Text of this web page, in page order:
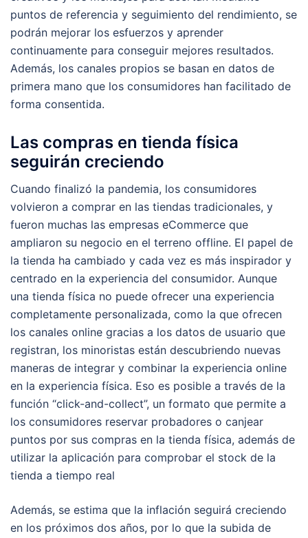
puntos de referencia y seguimiento del rendimiento, se
podrán mejorar los esfuerzos y aprender
continuamente para conseguir mejores resultados.
Además, los canales propios se basan en datos de
primera mano que los consumidores han facilitado de
forma consentida.
Las compras en tienda física
seguirán creciendo
Cuando finalizó la pandemia, los consumidores
volvieron a comprar en las tiendas tradicionales, y
fueron muchas las empresas eCommerce que
ampliaron su negocio en el terreno offline. El papel de
la tienda ha cambiado y cada vez es más inspirador y
centrado en la experiencia del consumidor. Aunque
una tienda física no puede ofrecer una experiencia
completamente personalizada, como la que ofrecen
los canales online gracias a los datos de usuario que
registran, los minoristas están descubriendo nuevas
maneras de integrar y combinar la experiencia online
en la experiencia física. Eso es posible a través de la
función “click-and-collect”, un formato que permite a
los consumidores reservar probadores o canjear
puntos por sus compras en la tienda física, además de
utilizar la aplicación para comprobar el stock de la
tienda a tiempo real
Además, se estima que la inflación seguirá creciendo
en los próximos dos años, por lo que la subida de